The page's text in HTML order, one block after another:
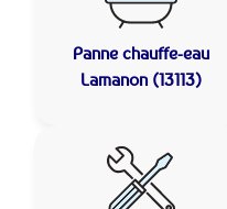
Panne chauffe-eau
Lamanon (13113)